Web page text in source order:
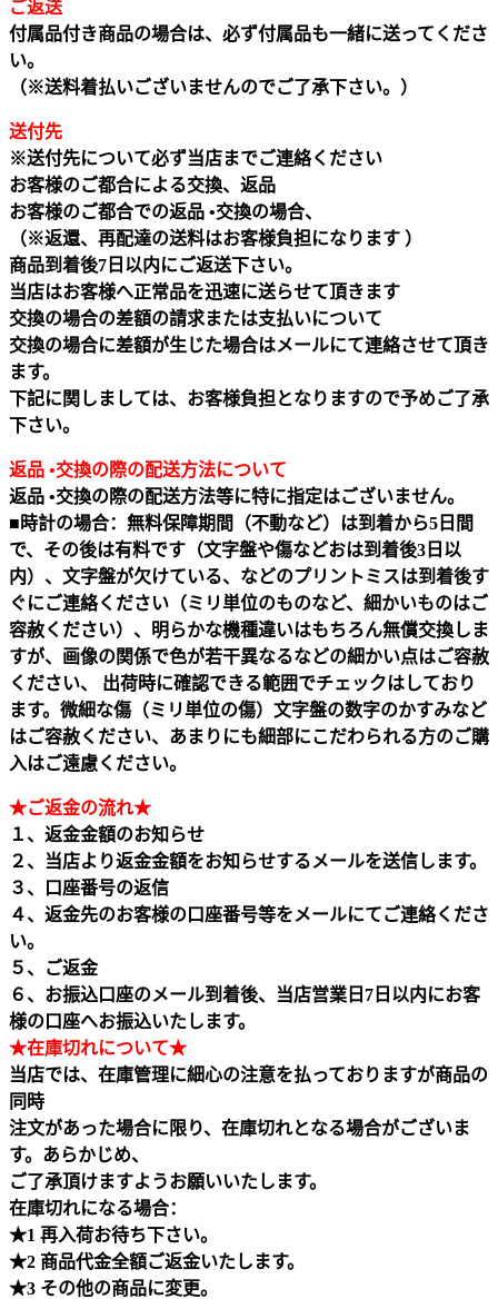
ご返送
付属品付き商品の場合は、必ず付属品も一緒に送ってくださ
い。
（※送料着払いございませんのでご了承下さい。）
送付先
※送付先について必ず当店までご連絡ください
お客様のご都合による交換、返品
お客様のご都合での返品 •交換の場合、
（※返還、再配達の送料はお客様負担になります ）
商品到着後7日以内にご返送下さい。
当店はお客様へ正常品を迅速に送らせて頂きます
交換の場合の差額の請求または支払いについて
交換の場合に差額が生じた場合はメールにて連絡させて頂き
ます。
下記に関しましては、お客様負担となりますので予めご了承
下さい。
返品 •交換の際の配送方法について
返品 •交換の際の配送方法等に特に指定はございません。
■時計の場合：無料保障期間（不動など）は到着から5日間
で、その後は有料です（文字盤や傷などおは到着後3日以
内）、文字盤が欠けている、などのプリントミスは到着後す
ぐにご連絡ください（ミリ単位のものなど、細かいものはご
容赦ください）、明らかな機種違いはもちろん無償交換しま
すが、画像の関係で色が若干異なるなどの細かい点はご容赦
ください、 出荷時に確認できる範囲でチェックはしており
ます。微細な傷（ミリ単位の傷）文字盤の数字のかすみなど
はご容赦ください、あまりにも細部にこだわられる方のご購
入はご遠慮ください。
★ご返金の流れ★
１、返金金額のお知らせ
２、当店より返金金額をお知らせするメールを送信します。
３、口座番号の返信
４、返金先のお客様の口座番号等をメールにてご連絡くださ
い。
５、ご返金
６、お振込口座のメール到着後、当店営業日7日以内にお客
様の口座へお振込いたします。
★在庫切れについて★
当店では、在庫管理に細心の注意を払っておりますが商品の
同時
注文があった場合に限り、在庫切れとなる場合がございま
す。あらかじめ、
ご了承頂けますようお願いいたします。
在庫切れになる場合：
★1 再入荷お待ち下さい。
★2 商品代金全額ご返金いたします。
★3 その他の商品に変更。